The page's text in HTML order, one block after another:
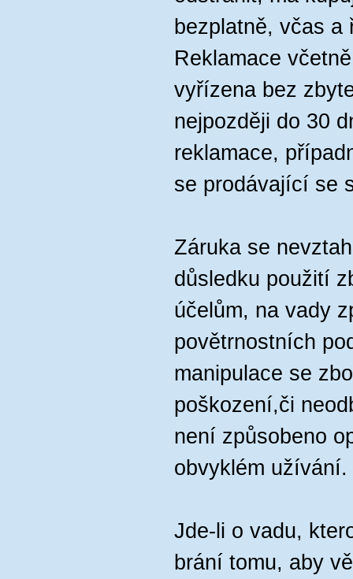
bezplatně, včas a
Reklamace
vyřízena bez
nejpozději do 30
reklamace,
se prodávající se
Záruka se
důsledku použití
účelům, na vady
povětrnostních
manipulace se
poškození,či
není způsobeno
obvyklém užívání.
Jde-li o vadu,
brání tomu, aby